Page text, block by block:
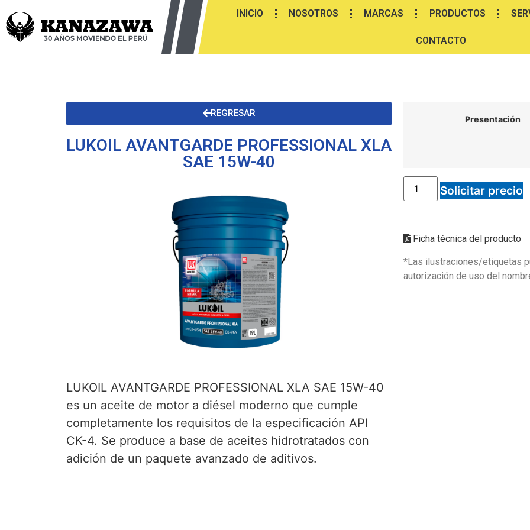
INICIO NOSOTROS MARCAS PRODUCTOS
CONTACTO
REGRESAR
LUKOIL AVANTGARDE PROFESSIONAL XLA
SAE 15W-40
LUKOIL AVANTGARDE PROFESSIONAL XLA SAE 15W-40
es un aceite de motor a diésel moderno que cumple
completamente los requisitos de la especificación API
CK-4. Se produce a base de aceites hidrotratados con
adición de un paquete avanzado de aditivos.
Presentación
Solicitar precio
Ficha técnica del producto
*Las ilustraciones/etiquetas
autorización de uso del